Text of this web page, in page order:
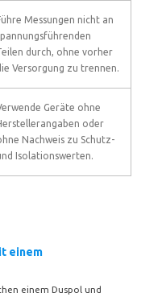
Messungen nicht an
durch, ohne vorher
Versorgung zu trennen.
Geräte ohne
oder
Nachweis zu Schutz-
Isolationswerten.
einem
einem Duspol und